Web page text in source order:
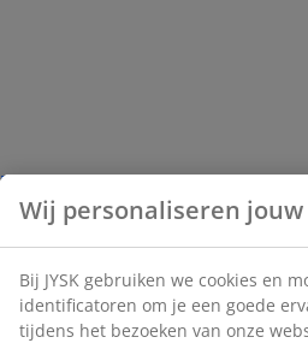
Wij personaliseren
Bij JYSK gebruiken we cookies en
identificatoren om je een goede
tijdens het bezoeken van onze